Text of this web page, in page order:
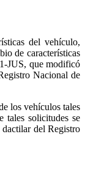
del vehículo,
de características
JUS, que modificó
Nacional de
los vehículos tales
tales solicitudes se
del Registro